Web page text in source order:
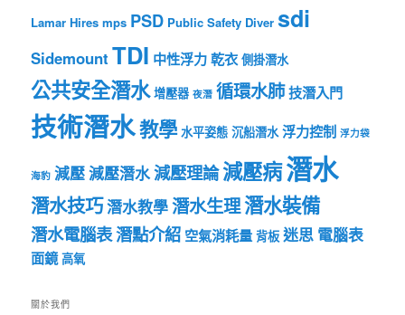
Lamar Hires mps PSD Public Safety Diver sdi
Sidemount TDI 中性浮力乾衣 側掛潛水
公共安全潛水 增壓器 夜潛 循環水肺技潛入門
技術潛水教學 水平姿態 沉船潛水 浮力控制 浮力袋
海豹 減壓減壓潛水減壓理論減壓病潛水
潛水技巧潛水教學潛水生理潛水裝備
潛水電腦表潛點介紹 空氣消耗量 背板 迷思 電腦表
面鏡 高氧
關於我們